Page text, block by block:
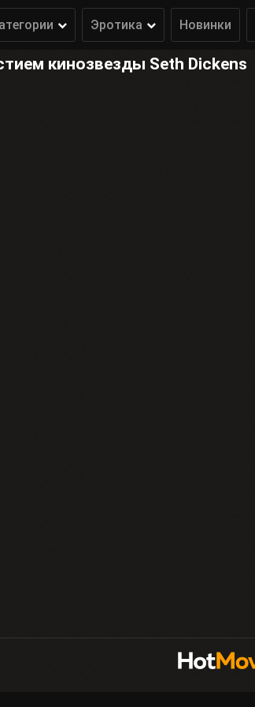
Эротика Новинки
кинозвезды Seth Dickens